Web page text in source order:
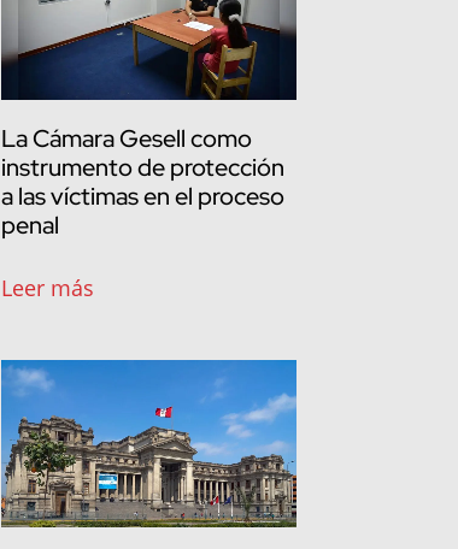
La Cámara Gesell como
instrumento de protección
a las víctimas en el proceso
penal
Leer más